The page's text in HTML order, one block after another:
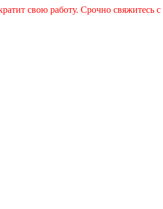
свою работу. Срочно свяжитесь с